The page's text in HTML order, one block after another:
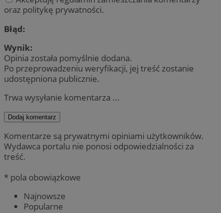
oraz politykę prywatności.
Błąd:
Wynik:
Opinia została pomyślnie dodana.
Po przeprowadzeniu weryfikacji, jej treść zostanie
udostępniona publicznie.
Trwa wysyłanie komentarza ...
Dodaj komentarz
Komentarze są prywatnymi opiniami użytkowników.
Wydawca portalu nie ponosi odpowiedzialności za
treść.
* pola obowiązkowe
Najnowsze
Popularne